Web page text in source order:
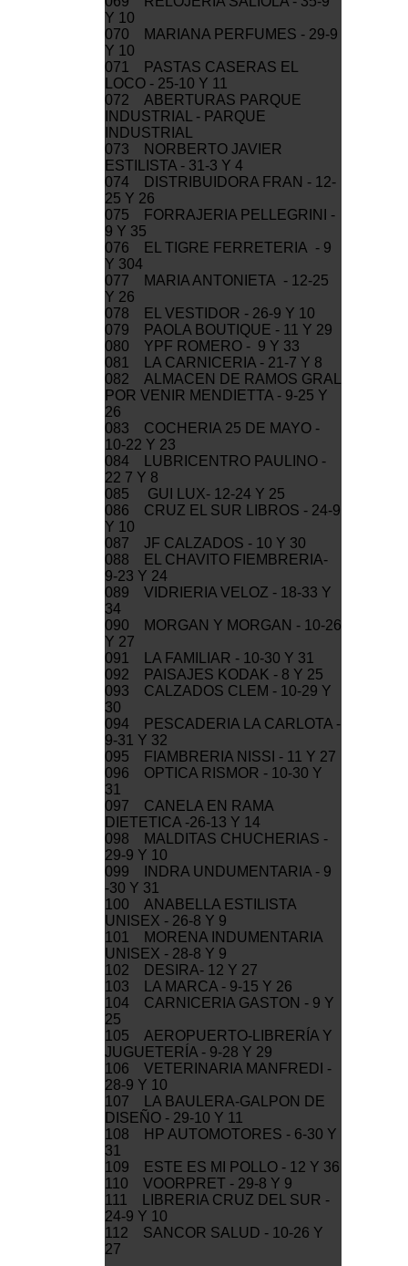
Y 10
070 MARIANA PERFUMES - 29-9
Y 10
071 PASTAS CASERAS EL
LOCO - 25-10 Y 11
072 ABERTURAS PARQUE
INDUSTRIAL - PARQUE
INDUSTRIAL
073 NORBERTO JAVIER
ESTILISTA - 31-3 Y 4
074 DISTRIBUIDORA FRAN - 12-
25 Y 26
075 FORRAJERIA PELLEGRINI -
9 Y 35
076 EL TIGRE FERRETERIA - 9
Y 304
077 MARIA ANTONIETA - 12-25
Y 26
078 EL VESTIDOR - 26-9 Y 10
079 PAOLA BOUTIQUE - 11 Y 29
080 YPF ROMERO - 9 Y 33
081 LA CARNICERIA - 21-7 Y 8
082 ALMACEN DE RAMOS GRAL
POR VENIR MENDIETTA - 9-25 Y
26
083 COCHERIA 25 DE MAYO -
10-22 Y 23
084 LUBRICENTRO PAULINO -
22 7 Y 8
085 GUI LUX- 12-24 Y 25
086 CRUZ EL SUR LIBROS - 24-9
Y 10
087 JF CALZADOS - 10 Y 30
088 EL CHAVITO FIEMBRERIA-
9-23 Y 24
089 VIDRIERIA VELOZ - 18-33 Y
34
090 MORGAN Y MORGAN - 10-26
Y 27
091 LA FAMILIAR - 10-30 Y 31
092 PAISAJES KODAK - 8 Y 25
093 CALZADOS CLEM - 10-29 Y
30
094 PESCADERIA LA CARLOTA -
9-31 Y 32
095 FIAMBRERIA NISSI - 11 Y 27
096 OPTICA RISMOR - 10-30 Y
31
097 CANELA EN RAMA
DIETETICA -26-13 Y 14
098 MALDITAS CHUCHERIAS -
29-9 Y 10
099 INDRA UNDUMENTARIA - 9
-30 Y 31
100 ANABELLA ESTILISTA
UNISEX - 26-8 Y 9
101 MORENA INDUMENTARIA
UNISEX - 28-8 Y 9
102 DESIRA- 12 Y 27
103 LA MARCA - 9-15 Y 26
104 CARNICERIA GASTON - 9 Y
25
105 AEROPUERTO-LIBRERÍA Y
JUGUETERÍA - 9-28 Y 29
106 VETERINARIA MANFREDI -
28-9 Y 10
107 LA BAULERA-GALPON DE
DISEÑO - 29-10 Y 11
108 HP AUTOMOTORES - 6-30 Y
31
109 ESTE ES MI POLLO - 12 Y 36
110 VOORPRET - 29-8 Y 9
111 LIBRERIA CRUZ DEL SUR -
24-9 Y 10
112 SANCOR SALUD - 10-26 Y
27